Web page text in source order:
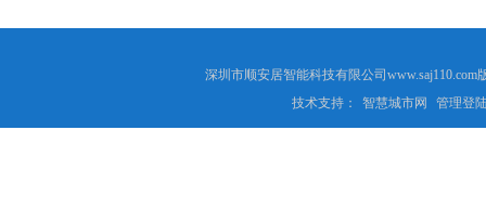
深圳市顺安居智能科技有限公司
技术支持：
智慧城市网 管理登